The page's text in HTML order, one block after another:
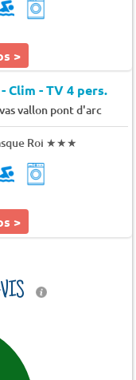
>
Clim - TV 4 pers.
vallon pont d'arc
Roi ★★★
>